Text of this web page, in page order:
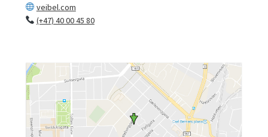
veibel.com
(+47) 40 00 45 80